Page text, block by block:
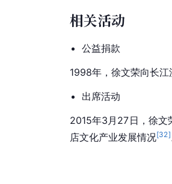
相关活动
公益捐款
1998年，徐文荣向长江
出席活动
2015年3月27日，徐文
店文化产业发展情况[32]